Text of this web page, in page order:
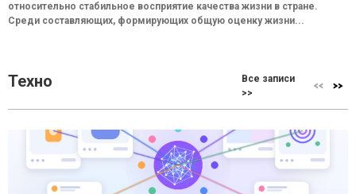
относительно стабильное восприятие качества жизни в стране.
Среди составляющих, формирующих общую оценку жизни...
Техно
Все записи
>>